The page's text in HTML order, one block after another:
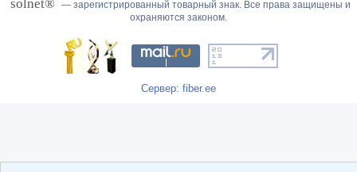
solnet® — зарегистрированный товарный знак. Все права защищены и
охраняются законом.
Сервер: fiber.ee